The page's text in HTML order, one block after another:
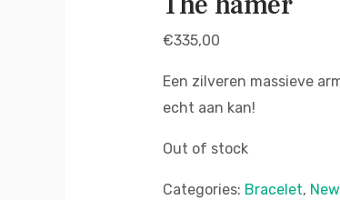
€335,00
Een zilveren massieve
echt aan kan!
Out of stock
Categories: Bracelet, New